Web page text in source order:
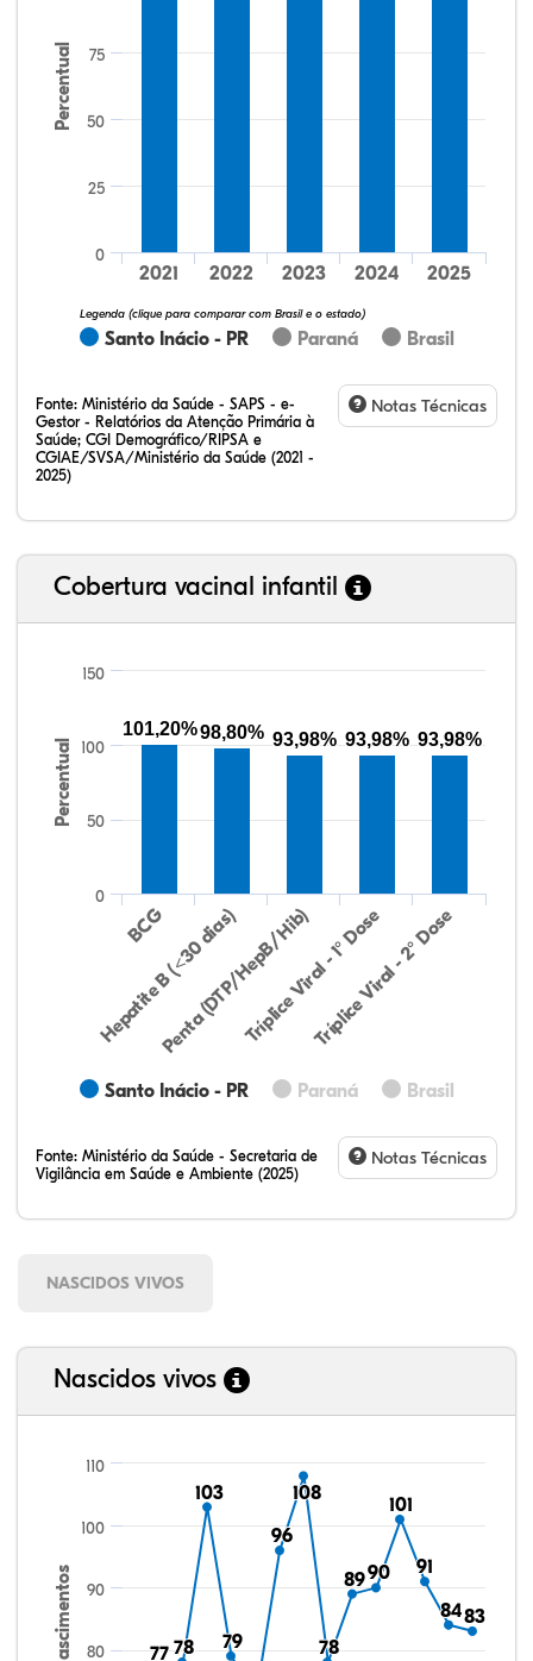
Percentual
Santo Inácio - PR Paraná Brasil
Legenda (clique para comparar com Brasil e o estado)
2021 2022 2023 2024 2025
0
25
50
75
Fonte: Ministério da Saúde - SAPS - e-
Gestor - Relatórios da Atenção Primária à
Saúde; CGI Demográfico/RIPSA e
CGIAE/SVSA/Ministério da Saúde (2021 -
2025)
Notas Técnicas
Cobertura vacinal infantil
Percentual
Santo Inácio - PR Paraná Brasil
BCG
Hepatite B (<30 dias)
Penta (DTP/HepB/Hib)Tríplice Viral - 1° Dose
Tríplice Viral - 2° Dose
0
50
100
150
101,20%98,80% 93,98% 93,98% 93,98%
Fonte: Ministério da Saúde - Secretaria de
Vigilância em Saúde e Ambiente (2025)
Notas Técnicas
NASCIDOS VIVOS
Nascidos vivos
Nascimentos 77
77 78
78
103
103
79
79
96
96
108
108
78
78
89
8990
90
101
101
91
91
84
8483
83
80
90
100
110